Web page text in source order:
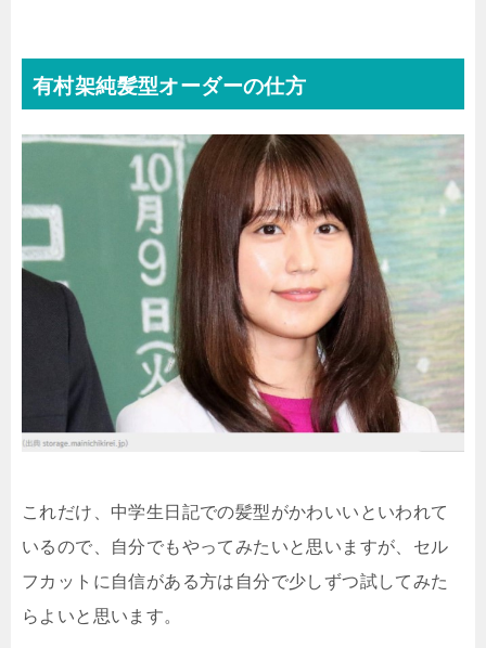
有村架純髪型オーダーの仕方
これだけ、中学生日記での髪型がかわいいといわれて
いるので、自分でもやってみたいと思いますが、セル
フカットに自信がある方は自分で少しずつ試してみた
らよいと思います。